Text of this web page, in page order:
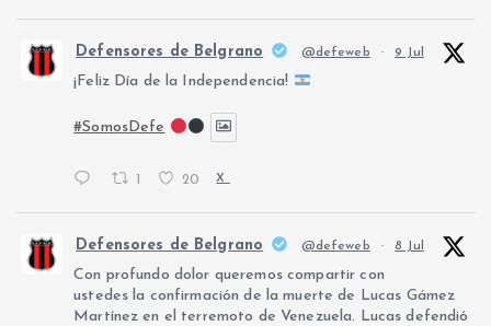
Defensores de Belgrano @defeweb · 9 Jul
¡Feliz Día de la Independencia!
#SomosDefe
1 20 X
Defensores de Belgrano @defeweb · 8 Jul
Con profundo dolor queremos compartir con
ustedes la confirmación de la muerte de Lucas Gámez
Martínez en el terremoto de Venezuela. Lucas defendió